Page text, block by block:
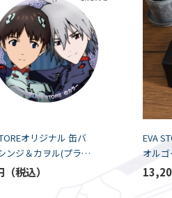
オリジナル 缶バ
ンジ＆カヲル(プラグ
肩組み)
EVA
オル
レム(